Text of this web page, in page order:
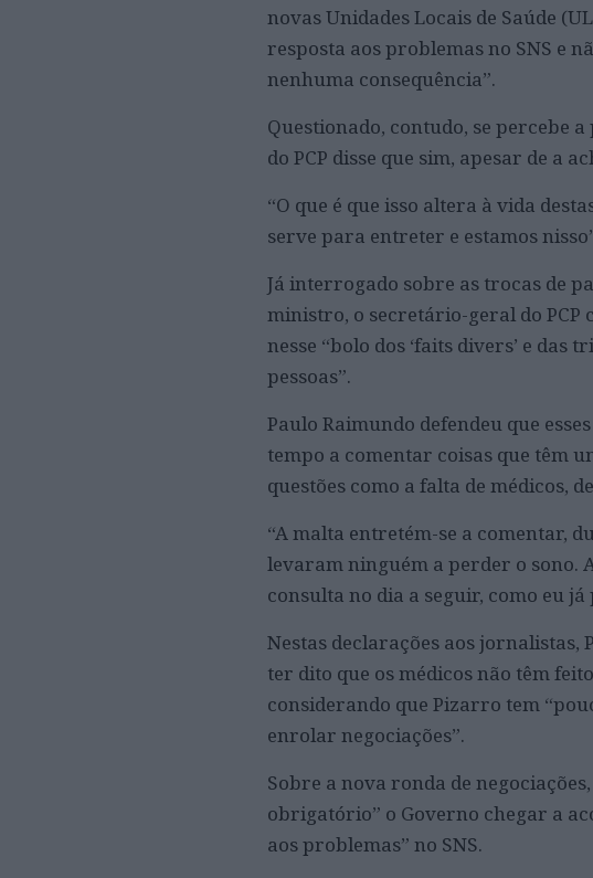
novas Unidades Locais de Saúde
resposta aos problemas no SNS e
nenhuma consequência”.
Questionado, contudo, se percebe
do PCP disse que sim, apesar de a
“O que é que isso altera à vida
serve para entreter e estamos
Já interrogado sobre as trocas de
ministro, o secretário-geral do PCP
nesse “bolo dos ‘faits divers’ e
pessoas”.
Paulo Raimundo defendeu que
tempo a comentar coisas que têm
questões como a falta de médicos,
“A malta entretém-se a comentar,
levaram ninguém a perder o sono.
consulta no dia a seguir, como eu
Nestas declarações aos
ter dito que os médicos não têm
considerando que Pizarro tem
enrolar negociações”.
Sobre a nova ronda de
obrigatório” o Governo chegar a
aos problemas” no SNS.